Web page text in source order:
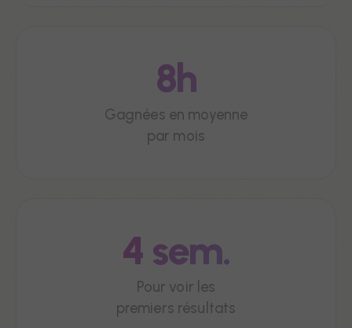
8h
Gagnées en moyenne
par mois
4 sem.
Pour voir les
premiers résultats